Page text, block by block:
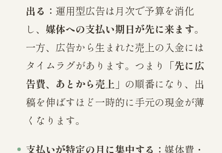
出る： 運用型広告は月次で予算を消化
し、 媒体への支払い期日が先に来ます。
一方、広告から生まれた売上の入金には
タイムラグがあります。つまり
「先に広
告費、あとから売上」 の順番になり、出
稿を伸ばすほど一時的に手元の現金が薄
くなります。
支払いが特定の月に集中する： 媒体費・